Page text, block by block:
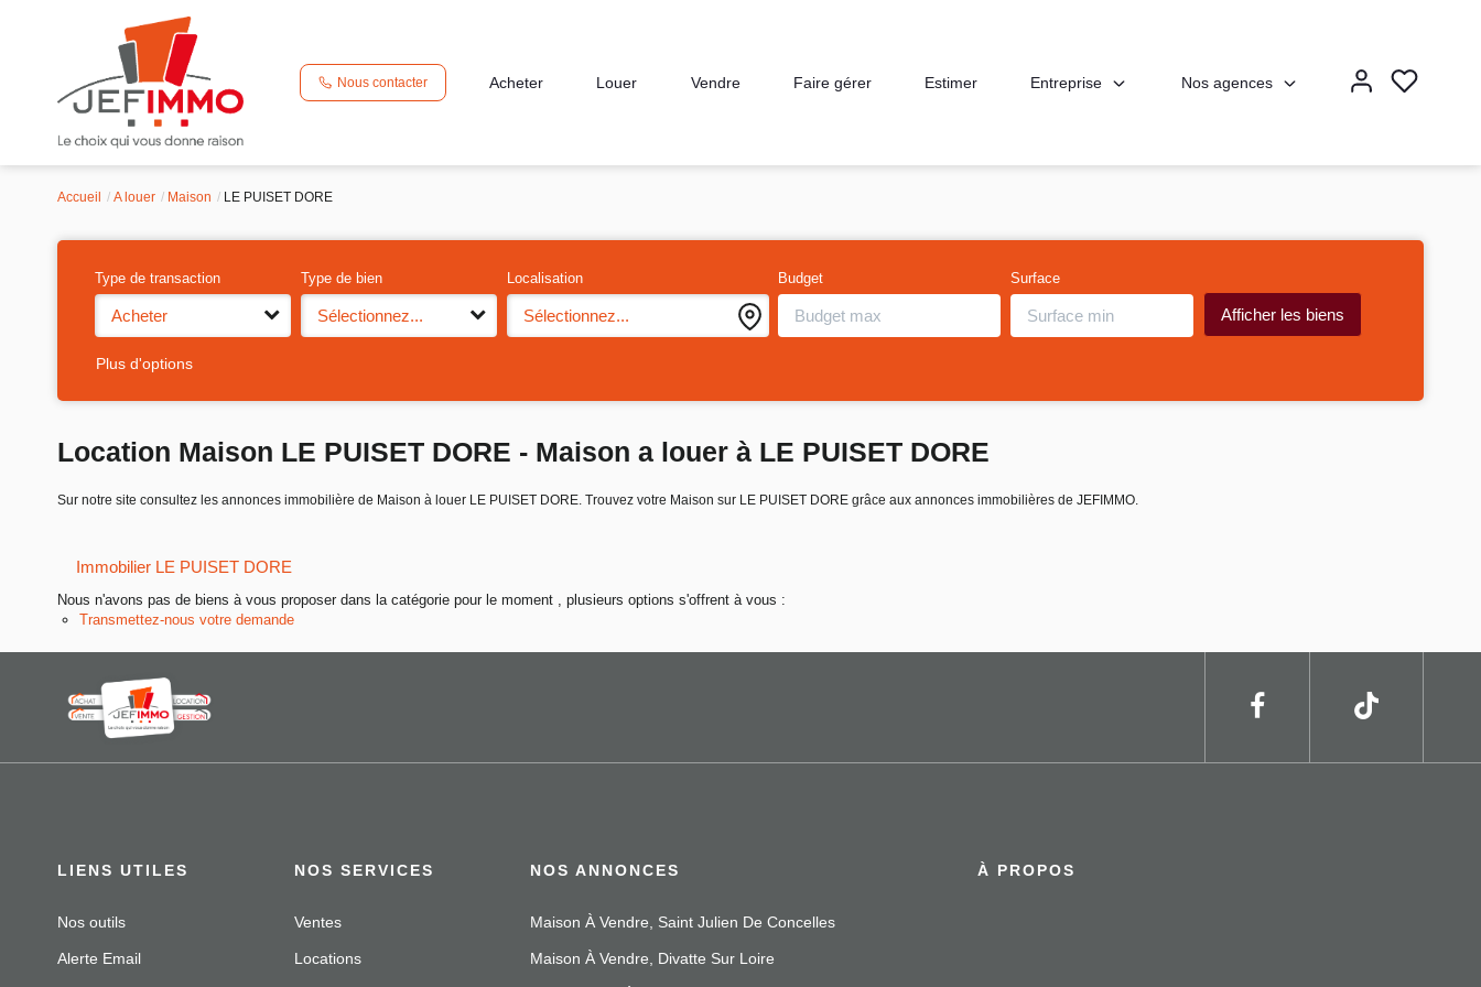
Nous contacter Acheter Louer Vendre Faire gérer Estimer Entreprise Nos agences
Accueil A louer Maison LE PUISET DORE
Type de transaction
Acheter
Type de bien
Sélectionnez...
Localisation
Sélectionnez...
Budget Surface
Plus d'options
Location Maison LE PUISET DORE - Maison a louer à LE PUISET DORE
Sur notre site consultez les annonces immobilière de Maison à louer LE PUISET DORE. Trouvez votre Maison sur LE PUISET DORE grâce aux annonces immobilières de JEFIMMO.
Immobilier LE PUISET DORE
Nous n'avons pas de biens à vous proposer dans la catégorie pour le moment , plusieurs options s'offrent à vous :
Transmettez-nous votre demande
LIENS UTILES
Nos outils
Alerte Email
NOS SERVICES
Ventes
Locations
NOS ANNONCES
Maison À Vendre, Saint Julien De Concelles
Maison À Vendre, Divatte Sur Loire
À PROPOS